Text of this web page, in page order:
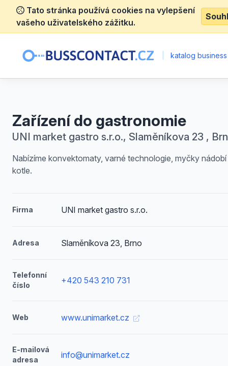
Tato stránka používá cookies na vylepšení
vašeho uživatelského zážitku.
katalog
Zařízení do gastronomie
UNI market gastro s.r.o., Slaměníkova 23 ,
Nabízíme konvektomaty, varné technologie, myčky
kotle.
Firma UNI market gastro s.r.o.
Adresa Slaměníkova 23, Brno
Telefonní
číslo
+420 543 210 731
Web www.unimarket.cz
E-mailová
adresa
info@unimarket.cz